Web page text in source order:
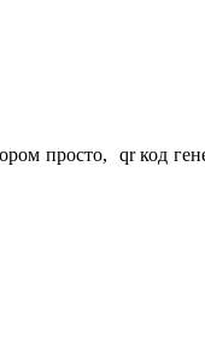
просто, qr код